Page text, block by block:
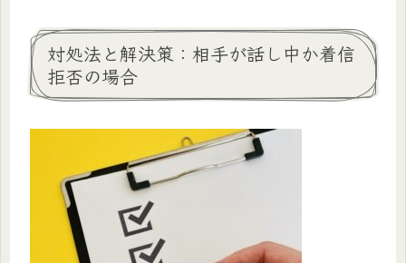
対処法と解決策：相手が話し中か着信
拒否の場合